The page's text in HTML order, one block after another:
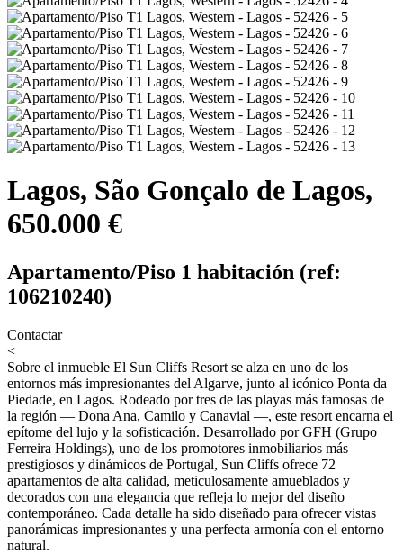
Lagos, São Gonçalo de Lagos,
650.000 €
Apartamento/Piso 1 habitación (ref:
106210240)
Contactar
<
Sobre el inmueble El Sun Cliffs Resort se alza en uno de los
entornos más impresionantes del Algarve, junto al icónico Ponta da
Piedade, en Lagos. Rodeado por tres de las playas más famosas de
la región — Dona Ana, Camilo y Canavial —, este resort encarna el
epítome del lujo y la sofisticación. Desarrollado por GFH (Grupo
Ferreira Holdings), uno de los promotores inmobiliarios más
prestigiosos y dinámicos de Portugal, Sun Cliffs ofrece 72
apartamentos de alta calidad, meticulosamente amueblados y
decorados con una elegancia que refleja lo mejor del diseño
contemporáneo. Cada detalle ha sido diseñado para ofrecer vistas
panorámicas impresionantes y una perfecta armonía con el entorno
natural.